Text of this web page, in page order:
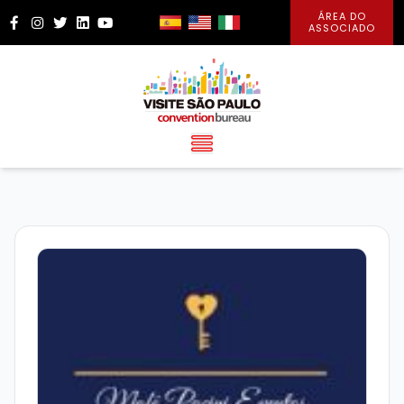
Facebook
Instagram
Twitter
LinkedIn
YouTube
ÁREA DO
ASSOCIADO